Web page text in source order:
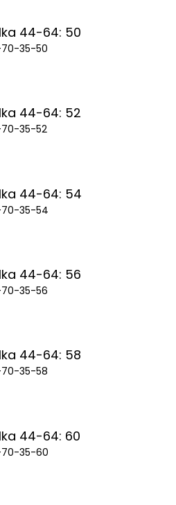
44-64: 50
35-50
44-64: 52
35-52
44-64: 54
70-35-54
44-64: 56
35-56
44-64: 58
35-58
44-64: 60
70-35-60